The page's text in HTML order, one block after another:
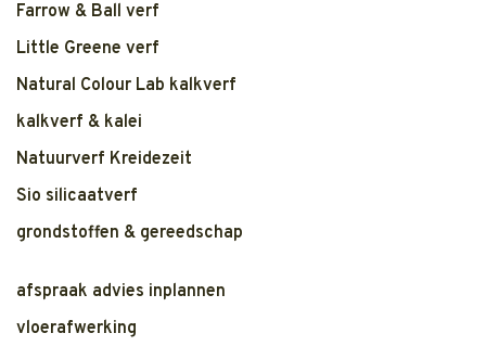
Farrow & Ball verf
Little Greene verf
Natural Colour Lab kalkverf
kalkverf & kalei
Natuurverf Kreidezeit
Sio silicaatverf
grondstoffen & gereedschap
afspraak advies inplannen
vloerafwerking